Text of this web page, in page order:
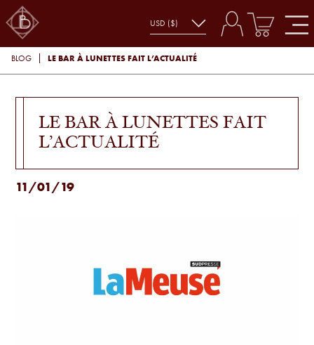
BLOG LE BAR À LUNETTES FAIT L’ACTUALITÉ
LE BAR À LUNETTES FAIT
L’ACTUALITÉ
11/01/19